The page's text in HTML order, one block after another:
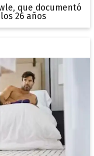
que documentó
26 años